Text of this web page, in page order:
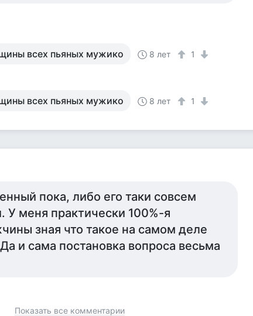
всех пьяных мужико 8 лет 1
всех пьяных мужико 8 лет 1
пока, либо его таки совсем
У меня практически 100%-я
зная что такое на самом деле
и сама постановка вопроса весьма
Показать все комментарии